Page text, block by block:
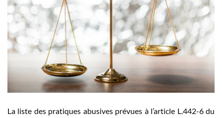
La liste des pratiques abusives prévues à l’article L.442-6 du